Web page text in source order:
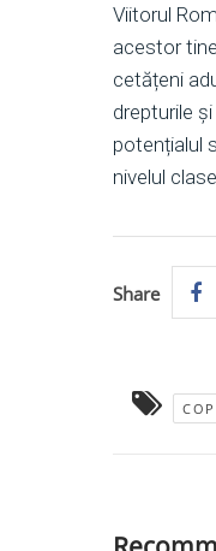
Viitorul
acestor
cetățeni
drepturile
potențialul
nivelul
Share